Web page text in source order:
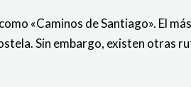
«Caminos de Santiago». El
Sin embargo, existen otras